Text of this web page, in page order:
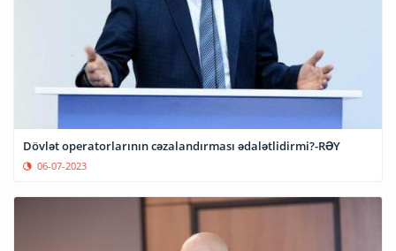
Dövlət operatorlarının cəzalandırması ədalətlidirmi?-RƏY
06-07-2023